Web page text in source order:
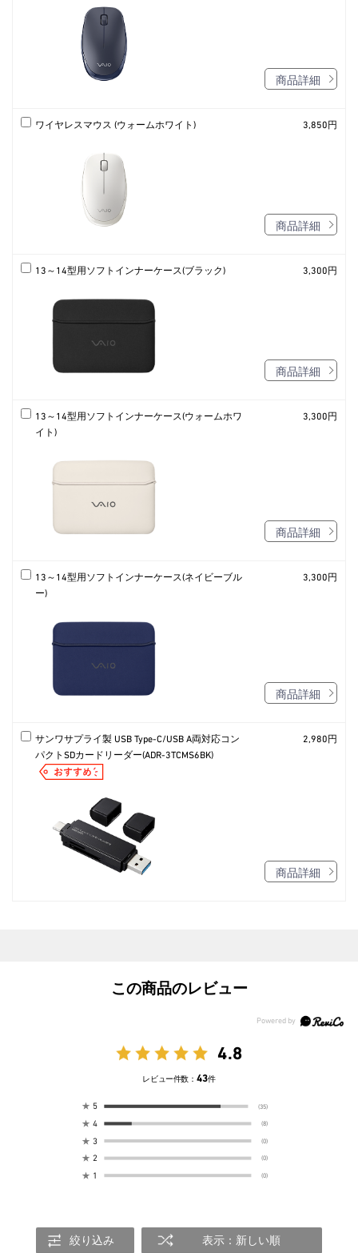
商品詳細
ワイヤレスマウス (ウォームホワイト) 3,850円
商品詳細
13～14型用ソフトインナーケース(ブラック) 3,300円
商品詳細
13～14型用ソフトインナーケース(ウォームホワ
イト)
3,300円
商品詳細
13～14型用ソフトインナーケース(ネイビーブル
ー)
3,300円
商品詳細
サンワサプライ製 USB Type-C/USB A両対応コン
パクトSDカードリーダー(ADR-3TCMS6BK)
2,980円
商品詳細
この商品のレビュー
4.8
レビュー件数： 43件
★ 5 (35)
★ 4 (8)
★ 3 (0)
★ 2 (0)
★ 1 (0)
絞り込み 表示：新しい順